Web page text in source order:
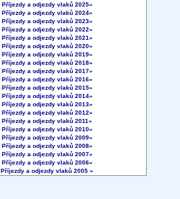
Příjezdy a odjezdy vlaků 2025»
Příjezdy a odjezdy vlaků 2024»
Příjezdy a odjezdy vlaků 2023»
Příjezdy a odjezdy vlaků 2022»
Příjezdy a odjezdy vlaků 2021»
Příjezdy a odjezdy vlaků 2020»
Příjezdy a odjezdy vlaků 2019»
Příjezdy a odjezdy vlaků 2018»
Příjezdy a odjezdy vlaků 2017»
Příjezdy a odjezdy vlaků 2016»
Příjezdy a odjezdy vlaků 2015»
Příjezdy a odjezdy vlaků 2014»
Příjezdy a odjezdy vlaků 2013»
Příjezdy a odjezdy vlaků 2012»
Příjezdy a odjezdy vlaků 2011»
Příjezdy a odjezdy vlaků 2010»
Příjezdy a odjezdy vlaků 2009»
Příjezdy a odjezdy vlaků 2008»
Příjezdy a odjezdy vlaků 2007»
Příjezdy a odjezdy vlaků 2006»
Příjezdy a odjezdy vlaků 2005 »